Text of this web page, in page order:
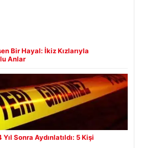
Bir Hayal: İkiz Kızlarıyla
Anlar
Sonra Aydınlatıldı: 5 Kişi